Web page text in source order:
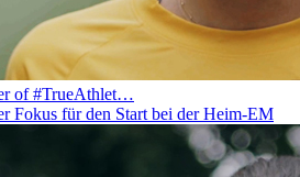
of #TrueAthlet…
Fokus für den Start bei der Heim-EM